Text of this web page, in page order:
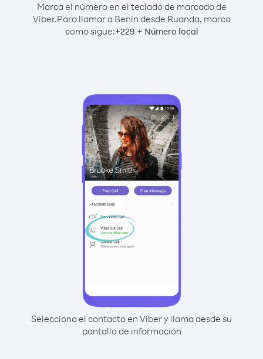
Marca el número en el teclado de marcado de
Viber.Para llamar a Benín desde Ruanda, marca
como sigue:+229 + Número local
Selecciona el contacto en Viber y llama desde su
pantalla de información